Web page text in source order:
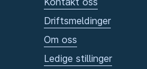
Driftsmeldinger
Om oss
Ledige stillinger